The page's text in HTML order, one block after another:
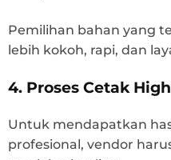
Pemilihan bahan yang
lebih kokoh, rapi, dan
4. Proses Cetak
Untuk mendapatkan
profesional, vendor